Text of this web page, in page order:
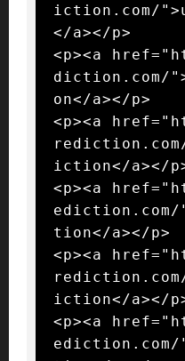
iction.com/
</a></p>
<p><a
diction.com/
on</a></p>
<p><a
iction</a></
<p><a
tion</a></p>
<p><a
iction</a></
<p><a